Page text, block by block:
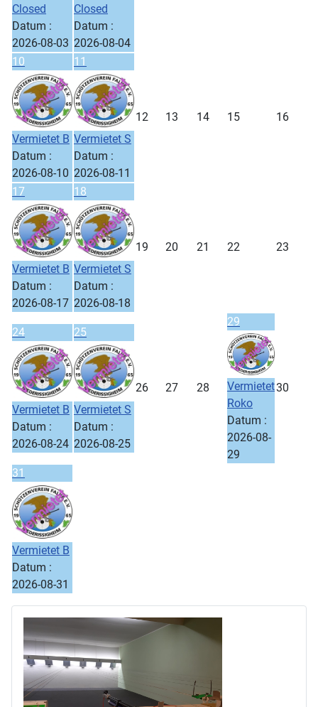
Closed
Datum :
2026-08-03
Closed
Datum :
2026-08-04
10
Vermietet B
Datum :
2026-08-10
11
Vermietet S
Datum :
2026-08-11
12 13 14 15 16
17
Vermietet B
Datum :
2026-08-17
18
Vermietet S
Datum :
2026-08-18
19 20 21 22 23
24
Vermietet B
Datum :
2026-08-24
25
Vermietet S
Datum :
2026-08-25
26 27 28
29
Vermietet
Roko
Datum :
2026-08-
29
30
31
Vermietet B
Datum :
2026-08-31